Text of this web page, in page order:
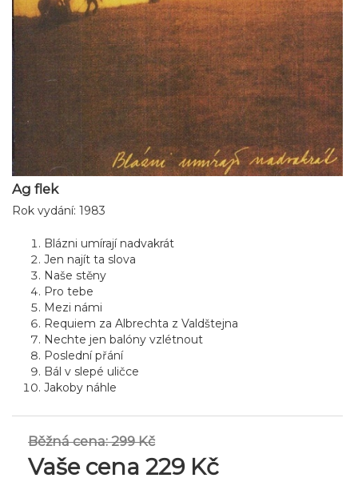
Ag flek
Rok vydání: 1983
Blázni umírají nadvakrát
Jen najít ta slova
Naše stěny
Pro tebe
Mezi námi
Requiem za Albrechta z Valdštejna
Nechte jen balóny vzlétnout
Poslední přání
Bál v slepé uličce
Jakoby náhle
Běžná cena:299 Kč
Vaše cena 229 Kč